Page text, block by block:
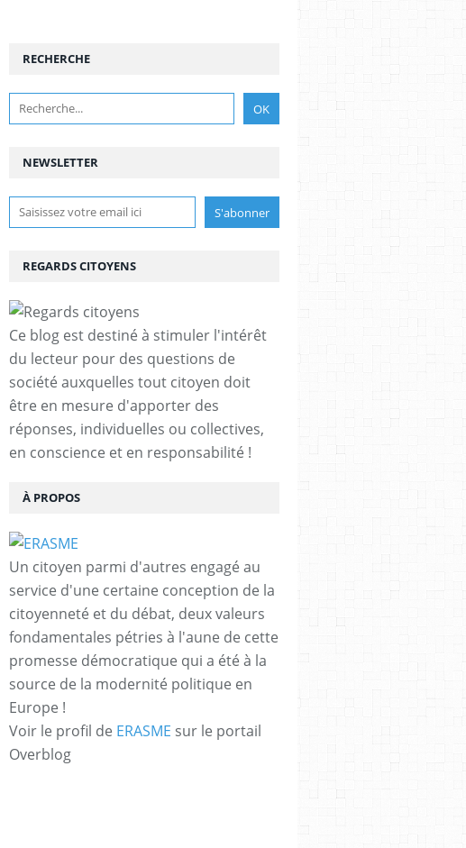
NEWSLETTER
RECHERCHE
REGARDS CITOYENS
Ce blog est destiné à stimuler l'intérêt
du lecteur pour des questions de
société auxquelles tout citoyen doit
être en mesure d'apporter des
réponses, individuelles ou collectives,
en conscience et en responsabilité !
À PROPOS
Un citoyen parmi d'autres engagé au
service d'une certaine conception de la
citoyenneté et du débat, deux valeurs
fondamentales pétries à l'aune de cette
promesse démocratique qui a été à la
source de la modernité politique en
Europe !
Voir le profil de ERASME sur le portail
Overblog